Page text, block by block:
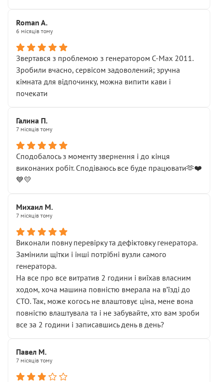
Roman A.
6 місяців тому
Звертався з проблемою з генератором C-Max 2011.
Зробили вчасно, сервісом задоволений; зручна
кімната для відпочинку, можна випити кави і
почекати
Галина П.
7 місяців тому
Сподобалось з моменту звернення і до кінця
виконаних робіт. Сподіваюсь все буде працювати🫶❤️
💙💛
Михаил М.
7 місяців тому
Виконали повну перевірку та дефіктовку генератора.
Замінили щітки і інші потрібні вузли самого
генератора.
На все про все витратив 2 години і виїхав власним
ходом, хоча машина повністю вмерала на вʼїзді до
СТО. Так, може когось не влаштовує ціна, мене вона
повністю влаштувала та і не забувайте, хто вам зроби
все за 2 години і записавшись день в день?
Павел М.
7 місяців тому